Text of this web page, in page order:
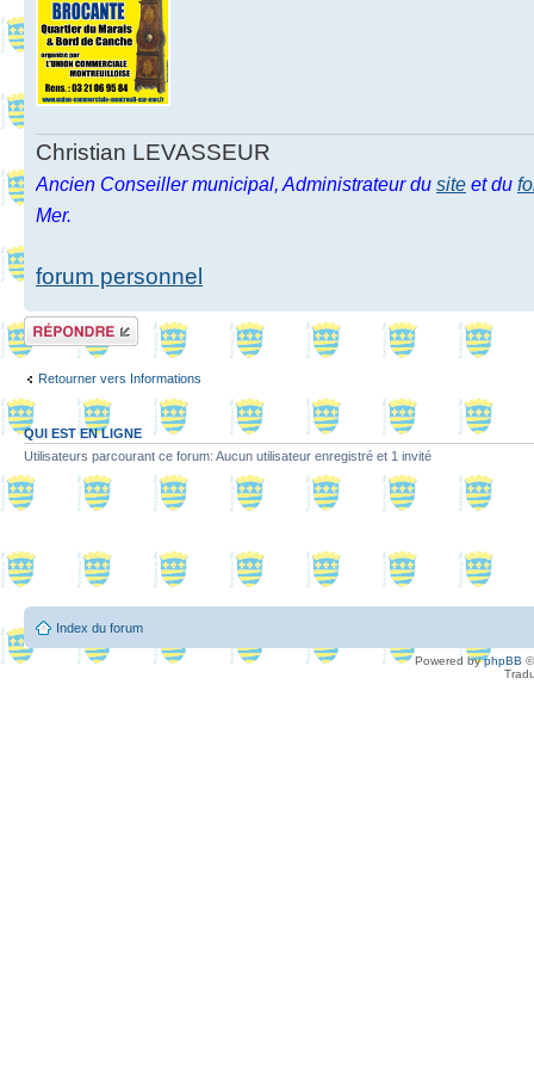
Christian LEVASSEUR
Ancien Conseiller municipal, Administrateur du site et du
Mer.
forum personnel
Répondre
Retourner vers Informations
QUI EST EN LIGNE
Utilisateurs parcourant ce forum: Aucun utilisateur enregistré et 1 invité
Index du forum
Powered byphpBB